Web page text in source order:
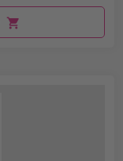
shopping_cart